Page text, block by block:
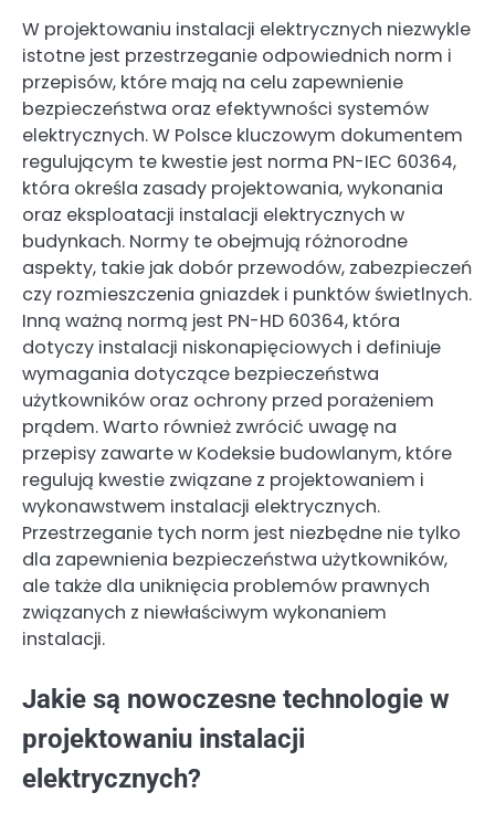
W projektowaniu instalacji elektrycznych niezwykle
istotne jest przestrzeganie odpowiednich norm i
przepisów, które mają na celu zapewnienie
bezpieczeństwa oraz efektywności systemów
elektrycznych. W Polsce kluczowym dokumentem
regulującym te kwestie jest norma PN-IEC 60364,
która określa zasady projektowania, wykonania
oraz eksploatacji instalacji elektrycznych w
budynkach. Normy te obejmują różnorodne
aspekty, takie jak dobór przewodów, zabezpieczeń
czy rozmieszczenia gniazdek i punktów świetlnych.
Inną ważną normą jest PN-HD 60364, która
dotyczy instalacji niskonapięciowych i definiuje
wymagania dotyczące bezpieczeństwa
użytkowników oraz ochrony przed porażeniem
prądem. Warto również zwrócić uwagę na
przepisy zawarte w Kodeksie budowlanym, które
regulują kwestie związane z projektowaniem i
wykonawstwem instalacji elektrycznych.
Przestrzeganie tych norm jest niezbędne nie tylko
dla zapewnienia bezpieczeństwa użytkowników,
ale także dla uniknięcia problemów prawnych
związanych z niewłaściwym wykonaniem
instalacji.
Jakie są nowoczesne technologie w
projektowaniu instalacji
elektrycznych?